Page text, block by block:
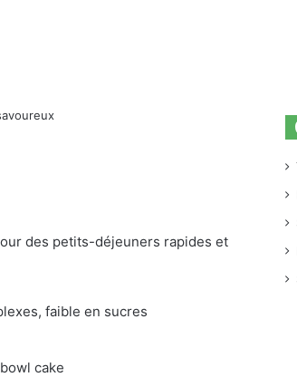
des petits-déjeuners rapides et
faible en sucres
cake